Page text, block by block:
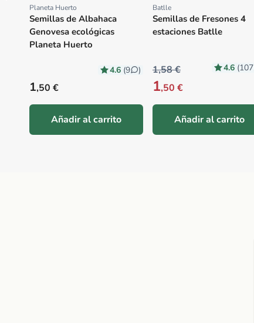
Proveedor:
Planeta Huerto
Semillas de Albahaca
Genovesa ecológicas
Planeta Huerto
4.6 (9 )
Precio habitual
1,50 €
Añadir al carrito
Proveedor:
Batlle
Semillas de Fresones 4
estaciones Batlle
4.6 (107
1,58 €
1,50 €
Añadir al carrito